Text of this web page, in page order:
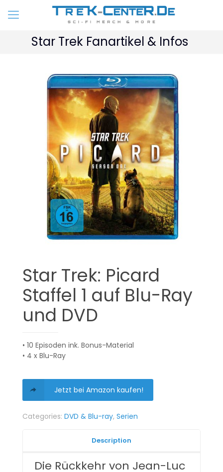
Star Trek Fanartikel & Infos
Star Trek: Picard
Staffel 1 auf Blu-Ray
und DVD
• 10 Episoden ink. Bonus-Material
• 4 x Blu-Ray
Jetzt bei Amazon kaufen!
Categories: DVD & Blu-ray, Serien
Description
Die Rückkehr von Jean-Luc